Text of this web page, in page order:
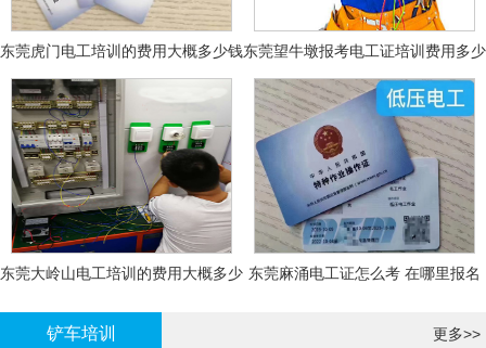
东莞虎门电工培训的费用大概多少钱东莞望牛墩报考电工证培训费用多少
钱
东莞大岭山电工培训的费用大概多少 东莞麻涌电工证怎么考 在哪里报名
铲车培训 更多>>